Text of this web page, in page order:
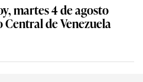
martes 4 de agosto
Central de Venezuela